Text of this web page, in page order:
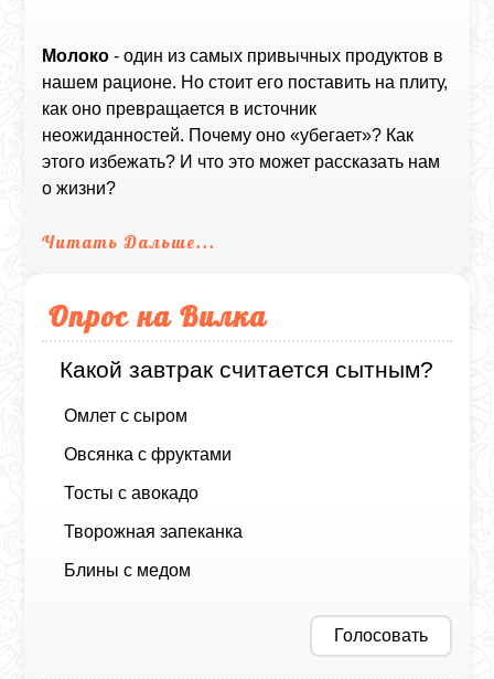
Молоко - один из самых привычных продуктов в
нашем рационе. Но стоит его поставить на плиту,
как оно превращается в источник
неожиданностей. Почему оно «убегает»? Как
этого избежать? И что это может рассказать нам
о жизни?
Читать Дальше...
Опрос на Вилка
Какой завтрак считается сытным?
Омлет с сыром
Овсянка с фруктами
Тосты с авокадо
Творожная запеканка
Блины с медом
Голосовать